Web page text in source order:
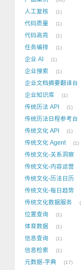
人工复核 1
代码质量 1
代码高亮 1
任务编排 1
企业 AI 1
企业搜索 1
企业文档摘要翻译台
企业知识库 1
传统历法 API 1
传统历法日程参考台
传统文化 API 1
传统文化 Agent 1
传统文化-关系洞察
传统文化-内容运营
传统文化-历法日历
传统文化-每日趋势
传统文化数据服务
位置查询 1
体育数据 1
信息查询 1
信息检索 1
元数据-字典 17